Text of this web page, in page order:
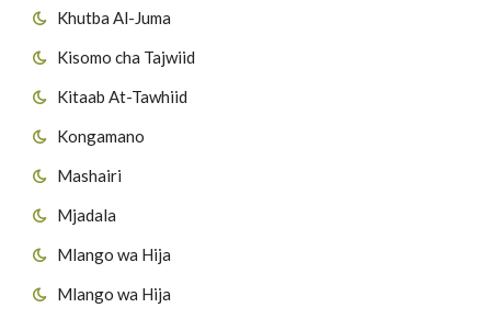
Khutba Al-Juma
Kisomo cha Tajwiid
Kitaab At-Tawhiid
Kongamano
Mashairi
Mjadala
Mlango wa Hija
Mlango wa Hija